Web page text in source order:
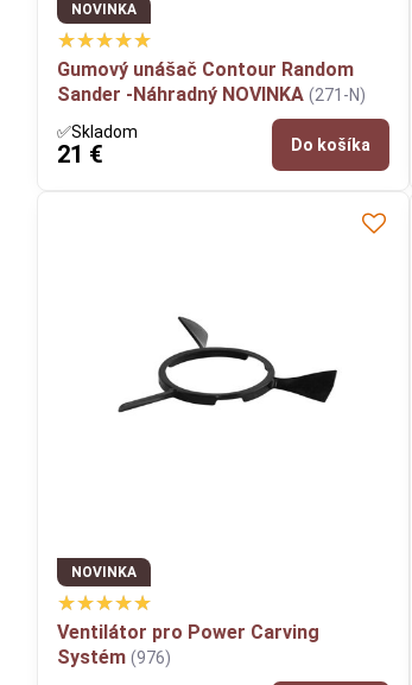
NOVINKA
Gumový unášač Contour Random
Sander -Náhradný NOVINKA (271-N)
✅Skladom
21 € Do košíka
NOVINKA
Ventilátor pro Power Carving
Systém (976)